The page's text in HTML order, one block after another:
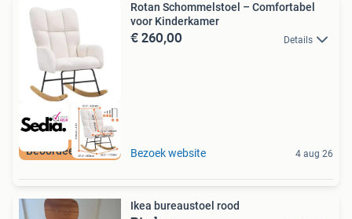
Beoordeeld met 9+
Rotan Schommelstoel – Comfortabel
voor Kinderkamer
€ 260,00 Details
Bezoek website 4 aug 26
Ikea bureaustoel rood